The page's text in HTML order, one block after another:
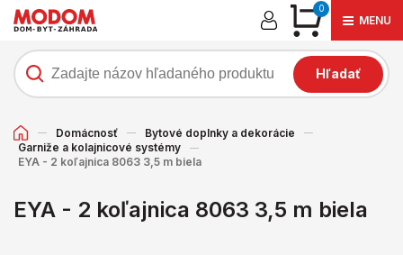
0
MENU
Hľadať
Domácnosť
Bytové doplnky a dekorácie
Garniže a kolajnicové systémy
EYA - 2 koľajnica 8063 3,5 m biela
EYA - 2 koľajnica 8063 3,5 m biela